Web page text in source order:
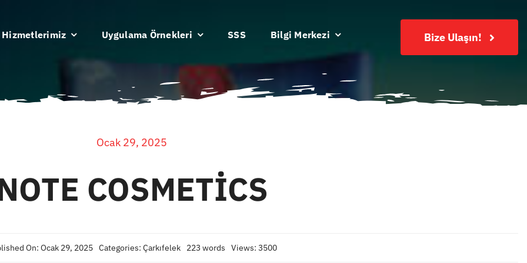
Hizmetlerimiz Uygulama Örnekleri SSS Bilgi Merkezi Bize Ulaşın!
Ocak 29, 2025
COSMETİCS
On: Ocak 29, 2025 Categories: Çarkıfelek 223 words Views: 3500